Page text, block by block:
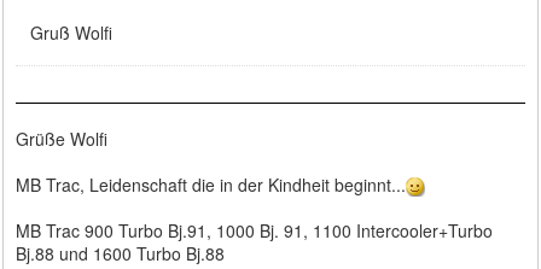
Gruß Wolfi
Grüße Wolfi
MB Trac, Leidenschaft die in der Kindheit beginnt...
MB Trac 900 Turbo Bj.91, 1000 Bj. 91, 1100 Intercooler+Turbo
Bj.88 und 1600 Turbo Bj.88